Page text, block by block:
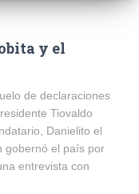
y el
de declaraciones
Tiovaldo
Danielito el
gobernó el país por
entrevista con